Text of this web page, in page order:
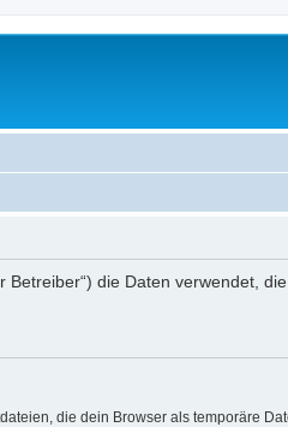
Betreiber“) die Daten verwendet,
die dein Browser als temporäre